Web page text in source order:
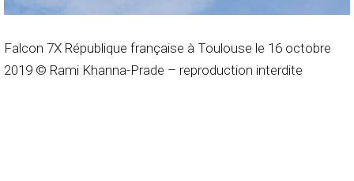
Falcon 7X République française à Toulouse le 16 octobre
2019 © Rami Khanna-Prade – reproduction interdite